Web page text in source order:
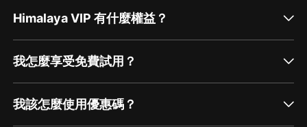
Himalaya VIP 有什麼權益？
我怎麼享受免費試用？
我該怎麼使用優惠碼？